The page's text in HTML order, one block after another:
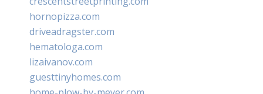
hornopizza.com
driveadragster.com
hematologa.com
lizaivanov.com
guesttinyhomes.com